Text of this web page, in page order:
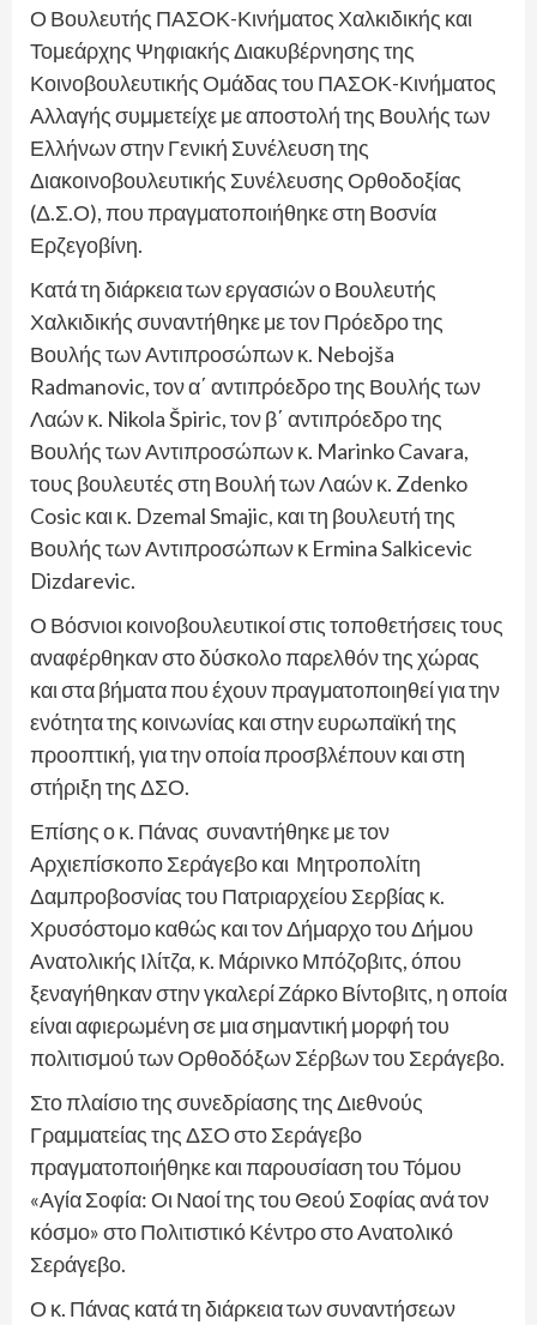
Ο Βουλευτής ΠΑΣΟΚ-Κινήματος Χαλκιδικής και
Τομεάρχης Ψηφιακής Διακυβέρνησης της
Κοινοβουλευτικής Ομάδας του ΠΑΣΟΚ-Κινήματος
Αλλαγής συμμετείχε με αποστολή της Βουλής των
Ελλήνων στην Γενική Συνέλευση της
Διακοινοβουλευτικής Συνέλευσης Ορθοδοξίας
(Δ.Σ.Ο), που πραγματοποιήθηκε στη Βοσνία
Ερζεγοβίνη.
Κατά τη διάρκεια των εργασιών ο Βουλευτής
Χαλκιδικής συναντήθηκε με τον Πρόεδρο της
Βουλής των Αντιπροσώπων κ. Nebojša
Radmanovic, τον α΄ αντιπρόεδρο της Βουλής των
Λαών κ. Nikola Špiric, τον β΄ αντιπρόεδρο της
Βουλής των Αντιπροσώπων κ. Marinko Cavara,
τους βουλευτές στη Βουλή των Λαών κ. Zdenko
Cosic και κ. Dzemal Smajic, και τη βουλευτή της
Βουλής των Αντιπροσώπων κ Ermina Salkicevic
Dizdarevic.
Ο Βόσνιοι κοινοβουλευτικοί στις τοποθετήσεις τους
αναφέρθηκαν στο δύσκολο παρελθόν της χώρας
και στα βήματα που έχουν πραγματοποιηθεί για την
ενότητα της κοινωνίας και στην ευρωπαϊκή της
προοπτική, για την οποία προσβλέπουν και στη
στήριξη της ΔΣΟ.
Επίσης ο κ. Πάνας συναντήθηκε με τον
Αρχιεπίσκοπο Σεράγεβο και Μητροπολίτη
Δαμπροβοσνίας του Πατριαρχείου Σερβίας κ.
Χρυσόστομο καθώς και τον Δήμαρχο του Δήμου
Ανατολικής Ιλίτζα, κ. Μάρινκο Μπόζοβιτς, όπου
ξεναγήθηκαν στην γκαλερί Ζάρκο Βίντοβιτς, η οποία
είναι αφιερωμένη σε μια σημαντική μορφή του
πολιτισμού των Ορθοδόξων Σέρβων του Σεράγεβο.
Στο πλαίσιο της συνεδρίασης της Διεθνούς
Γραμματείας της ΔΣΟ στο Σεράγεβο
πραγματοποιήθηκε και παρουσίαση του Τόμου
«Αγία Σοφία: Οι Ναοί της του Θεού Σοφίας ανά τον
κόσμο» στο Πολιτιστικό Κέντρο στο Ανατολικό
Σεράγεβο.
Ο κ. Πάνας κατά τη διάρκεια των συναντήσεων